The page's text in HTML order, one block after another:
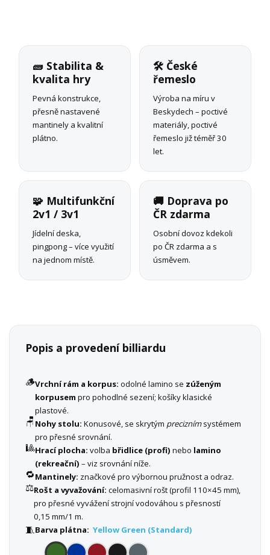
🧱 Stabilita &
kvalita hry
Pevná konstrukce,
přesně nastavené
mantinely a kvalitní
plátno.
🛠 České
řemeslo
Výroba na míru v
Beskydech – poctivé
materiály, poctivé
řemeslo již téměř 30
let.
🧩 Multifunkční
2v1 / 3v1
Jídelní deska,
pingpong – více využití
na jednom místě.
🚚 Doprava po
ČR zdarma
Osobní dovoz kdekoli
po ČR zdarma a s
úsměvem.
Popis a provedení billiardu
🪵Vrchní rám a korpus: odolné lamino se zúženým
korpusem pro pohodlné sezení; košíky klasické
plastové.
🪑 Nohy stolu: Konusové, se skrytým preciznímsystémem
pro přesné srovnání.
🎱Hrací plocha: volba břidlice (profi) nebo lamino
(rekreační) – viz srovnání níže.
🔁Mantinely: značkové pro výbornou pružnost a odraz.
⚖️Rošt a vyvažování: celomasivní rošt (profil 110×45 mm),
pro přesné vyvážení strojní vodováhou s přesností
0,15 mm/1 m.
🧵Barva plátna: Yellow Green (Standard)